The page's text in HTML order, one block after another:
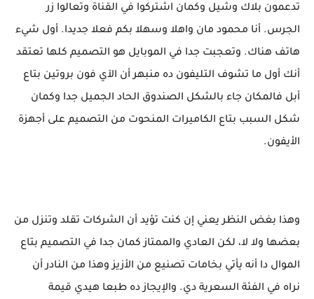
تدعمون بلاك وشيل وكمان اشتركوا في القناة وتعالوا زر
الجرس. أنا محمود مان واهلا وسهلا بكم فعلا جديدا. أول شيء
هاتف هناك. وتعجبت جدا في الموبايل هو التصميم كلها تعتقد
أنك أول ما تشوف التليفون ده منبهر أن الآي فون بروتين بتاع
أبل فالمكان جاء بالشكل الصندوق الحاد الجميل جدا وكمان
شكل السبب بتاع الكاميرات المنحوت من التصميم على أجهزة
الأيفون.
وهذا بغض النظر يعني إن كنت تؤيد أن الشركات تقلد وتنزل من
بعضها ولا لا، لكن العادي والممتاز كمان جدا في التصميم بتاع
الموال دا أنه يأتي بخامات تصنيع من الأزيز وهذا من النادر أن
نراه في الفئة السعرية دي. والإيجاز ده طبعا هيدي قيمة